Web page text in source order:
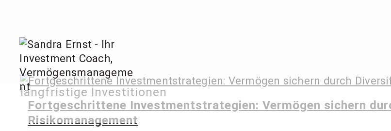
springen
Sandra Ernst –
Investment Coach,
langfristige Investitionen
Fortgeschrittene Investmentstrategien: Vermögen sichern
Risikomanagement